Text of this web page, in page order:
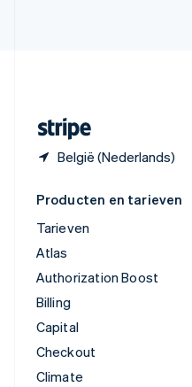
België (Nederlands)
Producten en tarieven
Tarieven
Atlas
Authorization Boost
Billing
Capital
Checkout
Climate